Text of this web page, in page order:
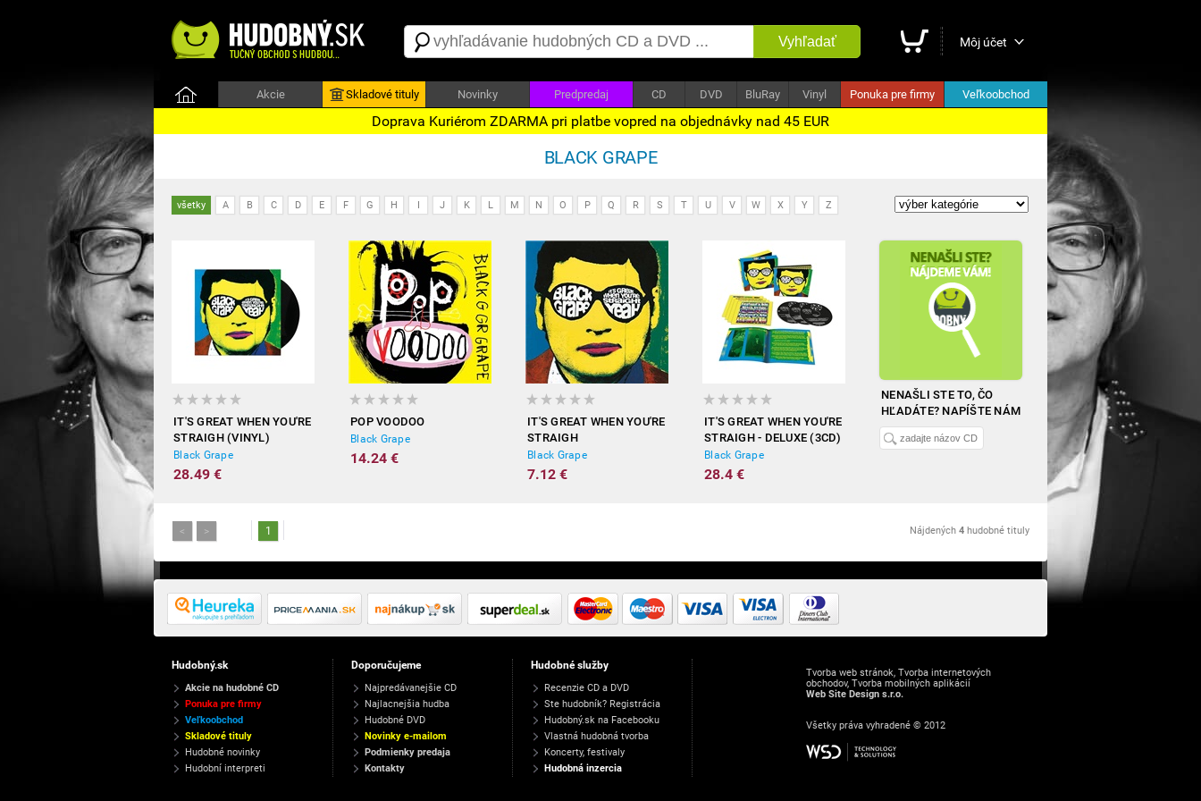
Vyhľadať Môj účet
Akcie Skladové tituly Novinky Predpredaj CD DVD BluRay Vinyl Ponuka pre firmy Veľkoobchod
Doprava Kuriérom ZDARMA pri platbe vopred na objednávky nad 45 EUR
BLACK GRAPE
všetky A B C D E F G H I J K L M N O P Q R S T U V W X Y Z
IT'S GREAT WHEN YOU'RE
STRAIGH (VINYL)
Black Grape
28.49 €
POP VOODOO
Black Grape
14.24 €
IT'S GREAT WHEN YOU'RE
STRAIGH
Black Grape
7.12 €
IT'S GREAT WHEN YOU'RE
STRAIGH - DELUXE (3CD)
Black Grape
28.4 €
NENAŠLI STE TO, ČO
HĽADÁTE? NAPÍŠTE NÁM
< > 1 Nájdených 4 hudobné tituly
Hudobný.sk
Akcie na hudobné CD
Ponuka pre firmy
Veľkoobchod
Skladové tituly
Hudobné novinky
Hudobní interpreti
Doporučujeme
Najpredávanejšie CD
Najlacnejšia hudba
Hudobné DVD
Novinky e-mailom
Podmienky predaja
Kontakty
Hudobné služby
Recenzie CD a DVD
Ste hudobník? Registrácia
Hudobný.sk na Facebooku
Vlastná hudobná tvorba
Koncerty, festivaly
Hudobná inzercia
Tvorba web stránok, Tvorba internetových
obchodov, Tvorba mobilných aplikácií
Web Site Design s.r.o.
Všetky práva vyhradené © 2012